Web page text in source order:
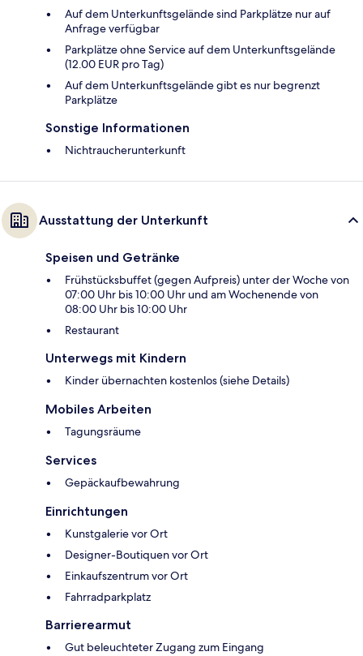
Auf dem Unterkunftsgelände sind Parkplätze nur auf
Anfrage verfügbar
Parkplätze ohne Service auf dem Unterkunftsgelände
(12.00 EUR pro Tag)
Auf dem Unterkunftsgelände gibt es nur begrenzt
Parkplätze
Sonstige Informationen
Nichtraucherunterkunft
Ausstattung der Unterkunft
Speisen und Getränke
Frühstücksbuffet (gegen Aufpreis) unter der Woche von
07:00 Uhr bis 10:00 Uhr und am Wochenende von
08:00 Uhr bis 10:00 Uhr
Restaurant
Unterwegs mit Kindern
Kinder übernachten kostenlos (siehe Details)
Mobiles Arbeiten
Tagungsräume
Services
Gepäckaufbewahrung
Einrichtungen
Kunstgalerie vor Ort
Designer-Boutiquen vor Ort
Einkaufszentrum vor Ort
Fahrradparkplatz
Barrierearmut
Gut beleuchteter Zugang zum Eingang